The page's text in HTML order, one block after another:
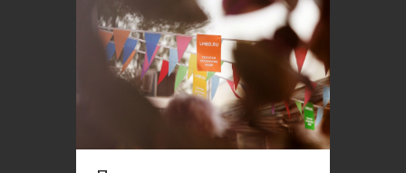
Обратная связь
Соглашение об оказании услуг
Правила сайта
Оферта для продавцов
Оферта для покупателей